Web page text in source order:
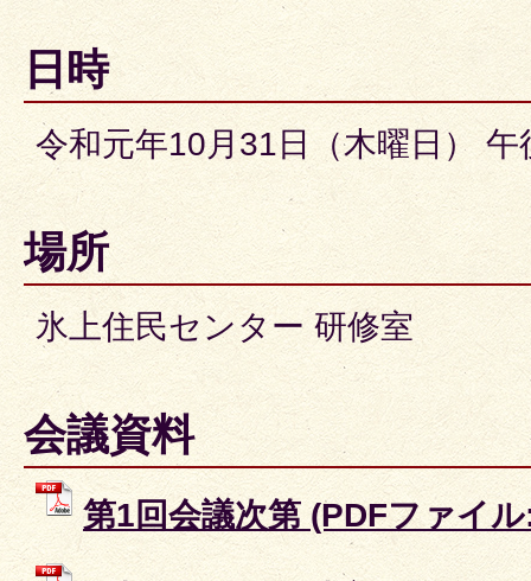
日時
令和元年10月31日（木曜日） 午
場所
氷上住民センター 研修室
会議資料
第1回会議次第 (PDFファイ